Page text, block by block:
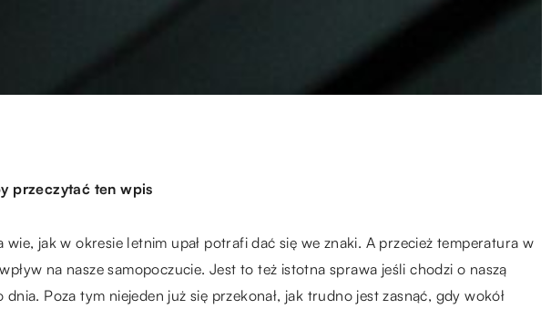
przeczytać ten wpis
wie, jak w okresie letnim upał potrafi dać się we znaki. A przecież temperatura w
na nasze samopoczucie. Jest to też istotna sprawa jeśli chodzi o naszą
Poza tym niejeden już się przekonał, jak trudno jest zasnąć, gdy wokół